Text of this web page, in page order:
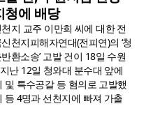
청에 배당
천지 교주 이만희 씨에 대한 전
천지피해자연대(전피연)의 ‘청
환소송’ 고발 건이 18일 수원
난 12일 청와대 분수대 앞에
특수공갈 등 혐의로 고발했
4명과 선천지에 빠져 가출